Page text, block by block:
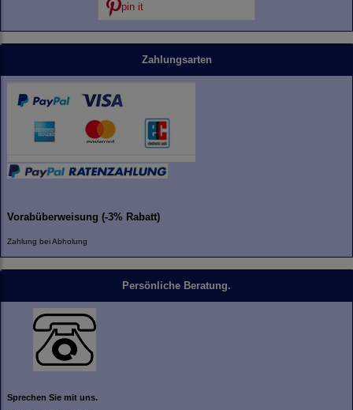
pin it
Zahlungsarten
Vorabüberweisung (-3% Rabatt)
Zahlung bei Abholung
Persönliche Beratung.
Sprechen Sie mit uns.